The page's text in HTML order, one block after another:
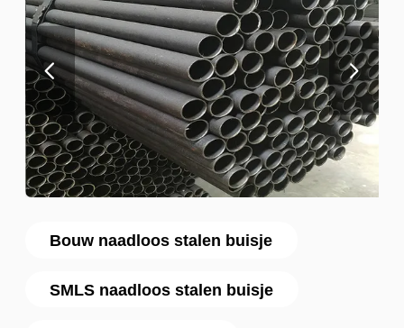
Bouw naadloos stalen buisje
SMLS naadloos stalen buisje